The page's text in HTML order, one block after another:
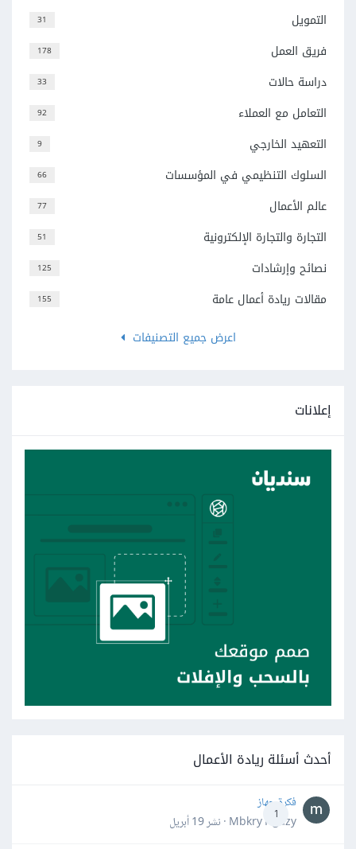
31 التمويل
178 فريق العمل
33 دراسة حالات
92 التعامل مع العملاء
9 التعهيد الخارجي
66 السلوك التنظيمي في المؤسسات
77 عالم الأعمال
51 التجارة والتجارة الإلكترونية
125 نصائح وإرشادات
155
مقالات ريادة أعمال عامة
اعرض جميع التصنيفات
إعلانات
أحدث أسئلة ريادة الأعمال
1
فكرة جهاز
Mbkry Hgazy · نشر
19 أبريل